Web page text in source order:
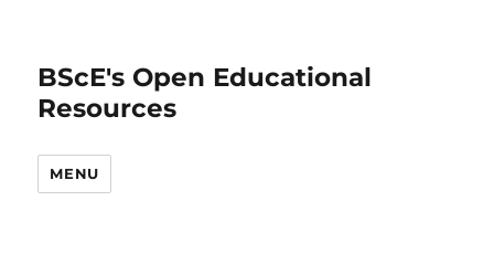
BScE's Open Educational
Resources
MENU